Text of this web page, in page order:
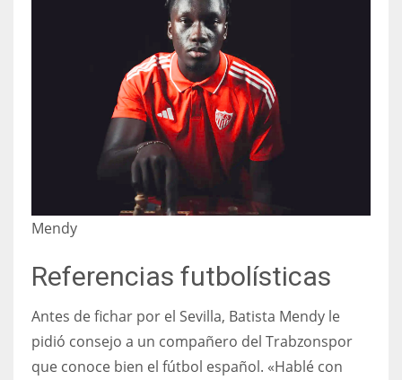
Mendy
Referencias futbolísticas
Antes de fichar por el Sevilla, Batista Mendy le
pidió consejo a un compañero del Trabzonspor
que conoce bien el fútbol español. «Hablé con